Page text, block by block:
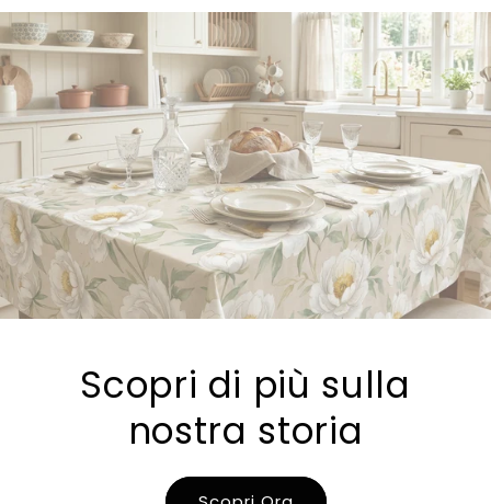
Scopri di più sulla
nostra storia